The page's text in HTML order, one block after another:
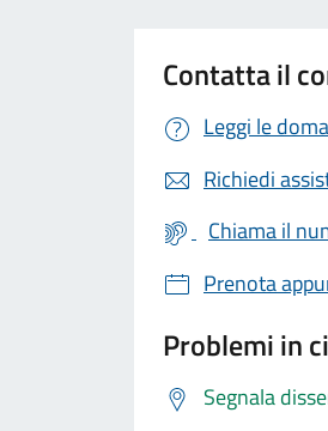
Contatta il
Leggi le
Richiedi
Chiama il
Prenota
Problemi in
Segnala